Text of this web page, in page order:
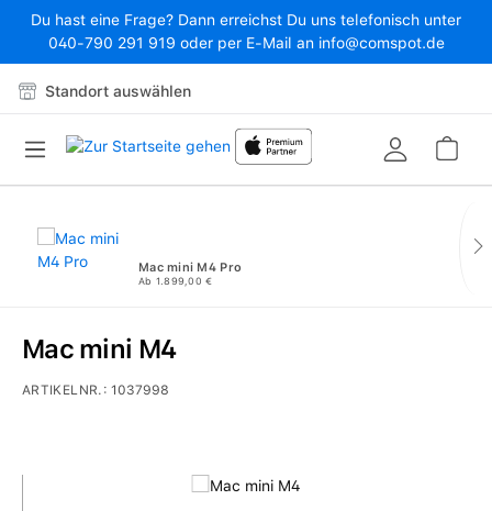
Zum Hauptinhalt springen
Du hast eine Frage? Dann erreichst Du uns telefonisch unter
040-790 291 919 oder per E-Mail an info@comspot.de
Standort auswählen
Mac mini M4 Pro
Ab 1.899,00 €
Bildergalerie überspringen
Mac mini M4
ARTIKELNR.:1037998